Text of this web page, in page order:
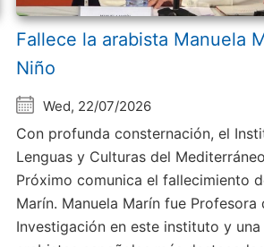
Fallece la arabista Manuela
Niño
Wed, 22/07/2026
Con profunda consternación, el
Lenguas y Culturas del
Próximo comunica el fallecimiento
Marín. Manuela Marín fue Profesora
Investigación en este instituto y una